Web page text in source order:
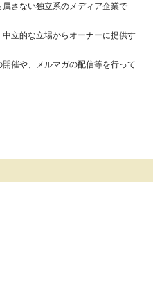
さない独立系のメディア企業で
立的な立場からオーナーに提供す
催や、メルマガの配信等を行って